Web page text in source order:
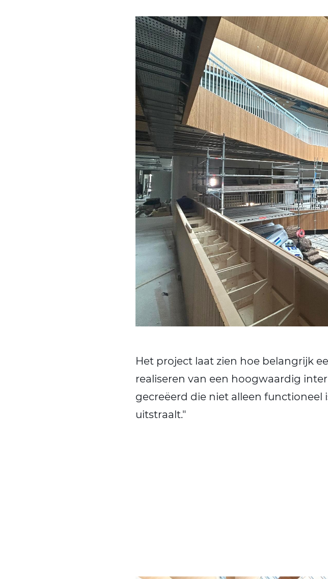
Het project laat zien hoe belangrijk
realiseren van een hoogwaardig
gecreëerd die niet alleen functioneel
uitstraalt."